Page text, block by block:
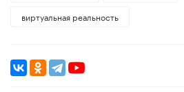
виртуальная реальность